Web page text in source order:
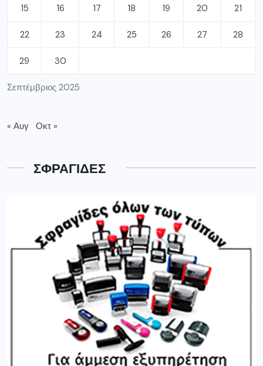
Σεπτέμβριος 2025
15 16 17 18 19 20 21
22 23 24 25 26 27 28
29 30
« Αυγ Οκτ »
ΣΦΡΑΓΙΔΕΣ